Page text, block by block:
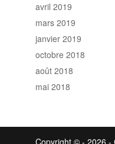
avril 2019
mars 2019
janvier 2019
octobre 2018
août 2018
mai 2018